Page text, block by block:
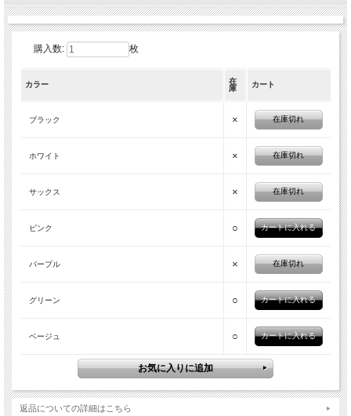
購入数: 枚
カラー
在
庫
カート
ブラック × 在庫切れ
ホワイト × 在庫切れ
サックス × 在庫切れ
ピンク ○
パープル × 在庫切れ
グリーン ○
ベージュ ○
返品についての詳細はこちら